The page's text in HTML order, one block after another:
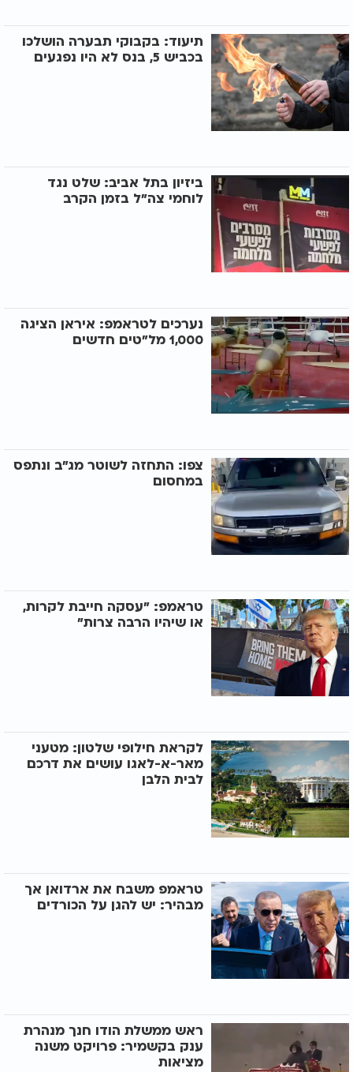
תיעוד: בקבוקי תבערה הושלכו
בכביש 5, בנס לא היו נפגעים
ביזיון בתל אביב: שלט נגד
לוחמי צה"ל בזמן הקרב
נערכים לטראמפ: איראן הציגה
1,000 מל"טים חדשים
צפו: התחזה לשוטר מג"ב ונתפס
במחסום
טראמפ: "עסקה חייבת לקרות,
או שיהיו הרבה צרות"
לקראת חילופי שלטון: מטעני
מאר-א-לאגו עושים את דרכם
לבית הלבן
טראמפ משבח את ארדואן אך
מבהיר: יש להגן על הכורדים
ראש ממשלת הודו חנך מנהרת
ענק בקשמיר: פרויקט משנה
מציאות